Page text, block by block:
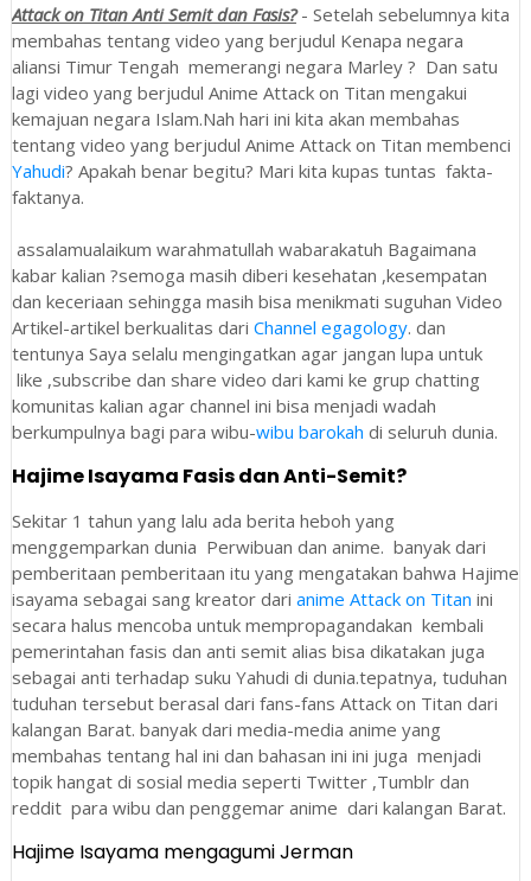
Attack on Titan Anti Semit dan Fasis?- Setelah sebelumnya kita
membahas tentang video yang berjudul Kenapa negara
aliansi Timur Tengah memerangi negara Marley ? Dan satu
lagi video yang berjudul Anime Attack on Titan mengakui
kemajuan negara Islam.Nah hari ini kita akan membahas
tentang video yang berjudul Anime Attack on Titan membenci
Yahudi? Apakah benar begitu? Mari kita kupas tuntas fakta-
faktanya.
assalamualaikum warahmatullah wabarakatuh Bagaimana
kabar kalian ?semoga masih diberi kesehatan ,kesempatan
dan keceriaan sehingga masih bisa menikmati suguhan Video
Artikel-artikel berkualitas dari Channel egagology. dan
tentunya Saya selalu mengingatkan agar jangan lupa untuk
like ,subscribe dan share video dari kami ke grup chatting
komunitas kalian agar channel ini bisa menjadi wadah
berkumpulnya bagi para wibu-wibu barokah di seluruh dunia.
Hajime Isayama Fasis dan Anti-Semit?
Sekitar 1 tahun yang lalu ada berita heboh yang
menggemparkan dunia Perwibuan dan anime. banyak dari
pemberitaan pemberitaan itu yang mengatakan bahwa Hajime
isayama sebagai sang kreator dari anime Attack on Titan ini
secara halus mencoba untuk mempropagandakan kembali
pemerintahan fasis dan anti semit alias bisa dikatakan juga
sebagai anti terhadap suku Yahudi di dunia.tepatnya, tuduhan
tuduhan tersebut berasal dari fans-fans Attack on Titan dari
kalangan Barat. banyak dari media-media anime yang
membahas tentang hal ini dan bahasan ini ini juga menjadi
topik hangat di sosial media seperti Twitter ,Tumblr dan
reddit para wibu dan penggemar anime dari kalangan Barat.
Hajime Isayama mengagumi Jerman